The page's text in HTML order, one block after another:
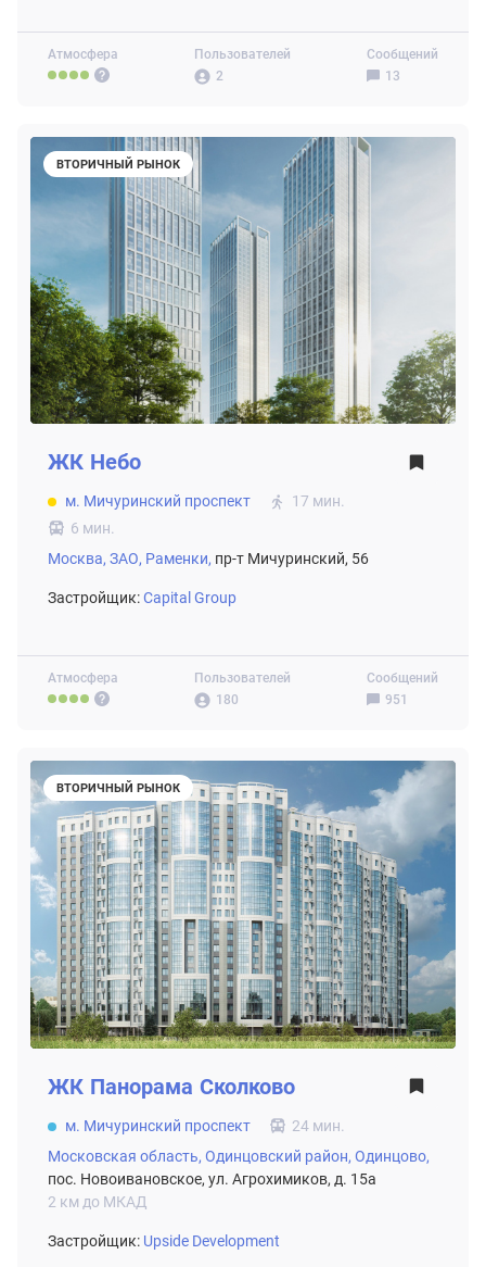
Атмосфера
Пользователей
2
Сообщений
13
ВТОРИЧНЫЙ РЫНОК
Атмосфера
Пользователей
180
Сообщений
951
ЖК Небо
м. Мичуринский проспект
17 мин.
6 мин.
Москва, ЗАО, Раменки, пр-т Мичуринский, 56
Застройщик:Capital Group
ВТОРИЧНЫЙ РЫНОК
ЖК Панорама Сколково
м. Мичуринский проспект
24 мин.
Московская область, Одинцовский район, Одинцово,
пос. Новоивановское, ул. Агрохимиков, д. 15а
2 км до МКАД
Застройщик: Upside Development